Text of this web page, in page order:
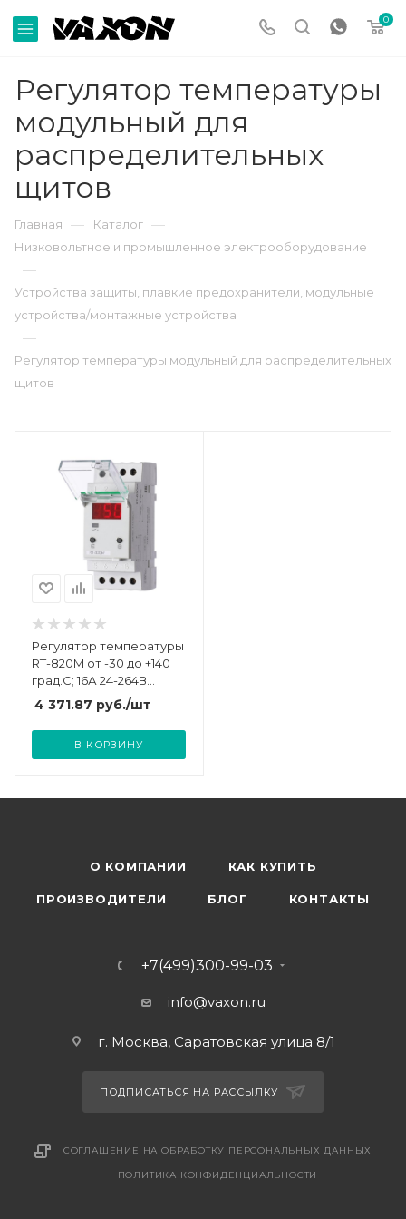
0
Регулятор температуры
модульный для
распределительных
щитов
Главная — Каталог —
Низковольтное и промышленное электрооборудование
—
Устройства защиты, плавкие предохранители, модульные
устройства/монтажные устройства
—
Регулятор температуры модульный для распределительных
щитов
Регулятор температуры
RT-820M от -30 до +140
град.C; 16А 24-264В
DC/30-264В AC 1Z IP20
микропроцессорный;
многофункц.; цифровая
индикация; выносной
DIN-рейке 35мм F&F
4 371.87 руб./шт
В КОРЗИНУ
О КОМПАНИИ КАК КУПИТЬ
ПРОИЗВОДИТЕЛИ БЛОГ КОНТАКТЫ
+7(499)300-99-03
info@vaxon.ru
г. Москва, Саратовская улица 8/1
ПОДПИСАТЬСЯ НА РАССЫЛКУ
СОГЛАШЕНИЕ НА ОБРАБОТКУ ПЕРСОНАЛЬНЫХ ДАННЫХ
ПОЛИТИКА КОНФИДЕНЦИАЛЬНОСТИ